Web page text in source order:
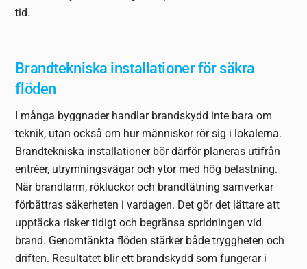
tid.
Brandtekniska installationer för säkra
flöden
I många byggnader handlar brandskydd inte bara om
teknik, utan också om hur människor rör sig i lokalerna.
Brandtekniska installationer bör därför planeras utifrån
entréer, utrymningsvägar och ytor med hög belastning.
När brandlarm, rökluckor och brandtätning samverkar
förbättras säkerheten i vardagen. Det gör det lättare att
upptäcka risker tidigt och begränsa spridningen vid
brand. Genomtänkta flöden stärker både tryggheten och
driften. Resultatet blir ett brandskydd som fungerar i